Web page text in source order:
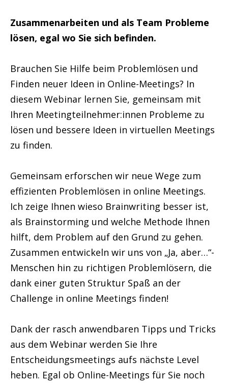
Zusammenarbeiten und als Team Probleme
lösen, egal wo Sie sich befinden.
Brauchen Sie Hilfe beim Problemlösen und
Finden neuer Ideen in Online-Meetings? In
diesem Webinar lernen Sie, gemeinsam mit
Ihren Meetingteilnehmer:innen Probleme zu
lösen und bessere Ideen in virtuellen Meetings
zu finden.
Gemeinsam erforschen wir neue Wege zum
effizienten Problemlösen in online Meetings.
Ich zeige Ihnen wieso Brainwriting besser ist,
als Brainstorming und welche Methode Ihnen
hilft, dem Problem auf den Grund zu gehen.
Zusammen entwickeln wir uns von „Ja, aber…“-
Menschen hin zu richtigen Problemlösern, die
dank einer guten Struktur Spaß an der
Challenge in online Meetings finden!
Dank der rasch anwendbaren Tipps und Tricks
aus dem Webinar werden Sie Ihre
Entscheidungsmeetings aufs nächste Level
heben. Egal ob Online-Meetings für Sie noch